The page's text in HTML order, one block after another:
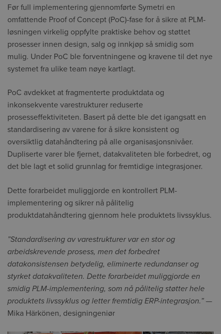
Før full implementering gjennomførte Symetri en
omfattende Proof of Concept (PoC)-fase for å sikre at PLM-
løsningen virkelig oppfylte praktiske behov og støttet
prosesser innen design, salg og innkjøp så smidig som
mulig. Under PoC ble forventningene og kravene til det nye
systemet fra ulike team nøye kartlagt.
PoC avdekket at fragmenterte produktdata og
inkonsekvente varestrukturer reduserte
prosesseffektiviteten. Basert på dette ble det igangsatt en
standardisering av varene for å sikre konsistent og
oversiktlig datahåndtering på alle organisasjonsnivåer.
Dupliserte varer ble fjernet, datakvaliteten ble forbedret, og
det ble lagt et solid grunnlag for fremtidige integrasjoner.
Dette forarbeidet muliggjorde en kontrollert PLM-
implementering og sikrer nå pålitelig
produktdatahåndtering gjennom hele produktets livssyklus.
”Standardisering av varestrukturer var en stor og
arbeidskrevende prosess, men det forbedret
datakonsistensen betydelig, eliminerte redundanser og
styrket datakvaliteten. Dette forarbeidet muliggjorde en
smidig PLM-implementering, som nå pålitelig støtter hele
produktets livssyklus og letter fremtidig ERP-integrasjon.”—
Mika Härkönen, designingeniør